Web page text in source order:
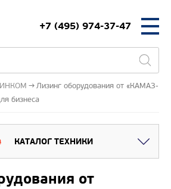
+7 (495) 974-37-47
Лизинг оборудования от «КАМАЗ-
бизнеса
КАТАЛОГ ТЕХНИКИ
от